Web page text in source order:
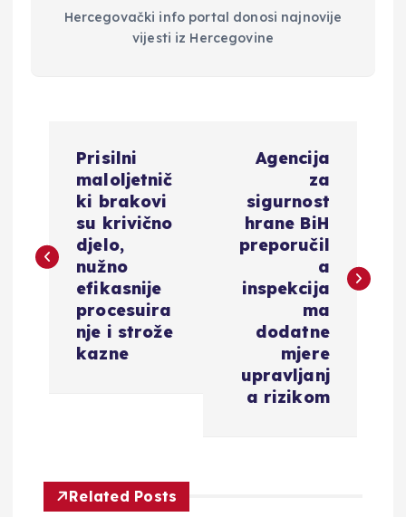
Hercegovački info portal donosi najnovije
vijesti iz Hercegovine
i
Prisilni
maloljetnič
ki brakovi
su krivično
djelo,
nužno
efikasnije
procesuira
nje i strože
kazne
Agencija
za
sigurnost
hrane BiH
preporučil
a
inspekcija
ma
dodatne
mjere
upravljanj
a rizikom
Related Posts